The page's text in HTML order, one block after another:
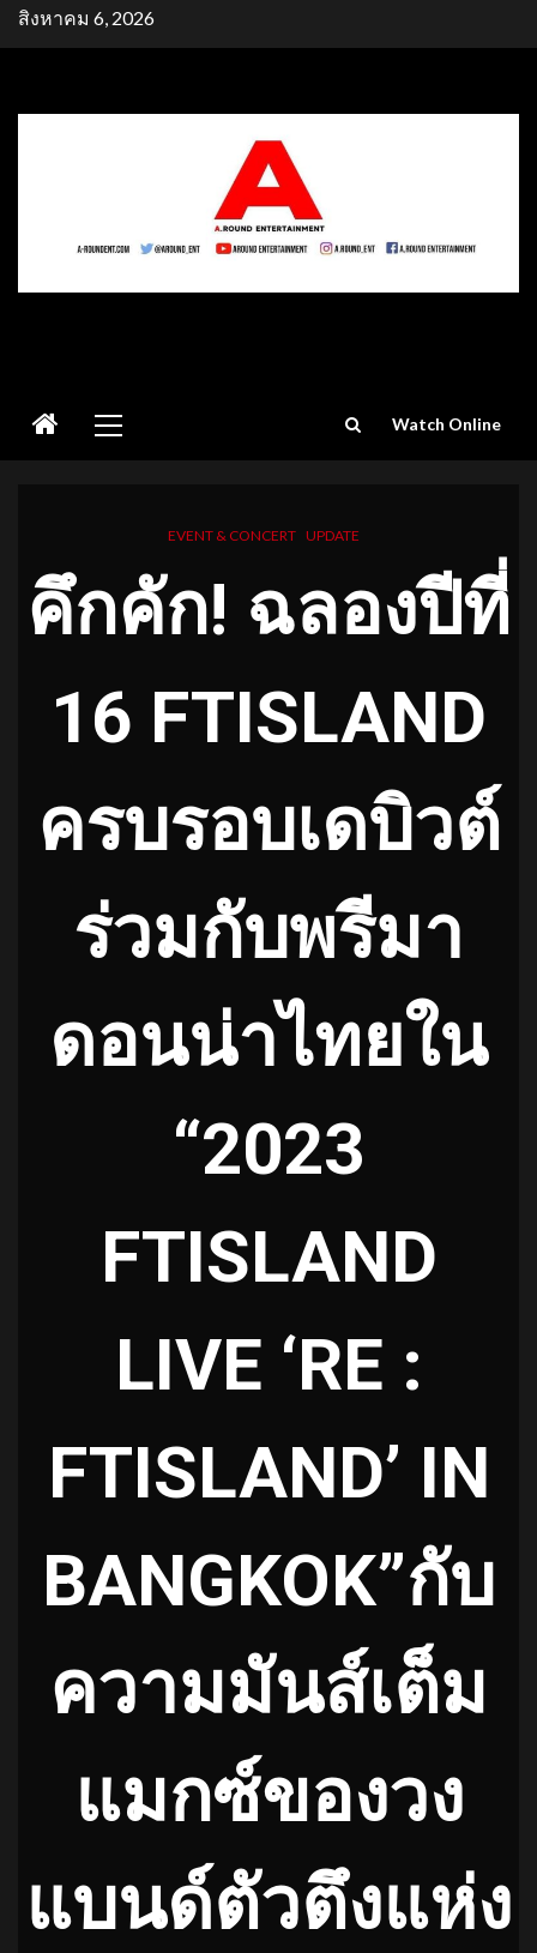
Skipสิงหาคม 6, 2026
Menu
Watch Online
EVENT & CONCERT UPDATE
คึกคัก! ฉลองปีที่
16 FTISLAND
ครบรอบเดบิวต์
ร่วมกับพรีมา
ดอนน่าไทยใน
“2023
FTISLAND
LIVE ‘RE :
FTISLAND’ IN
BANGKOK”กับ
ความมันส์เต็ม
แมกซ์ของวง
แบนด์ตัวตึงแห่ง